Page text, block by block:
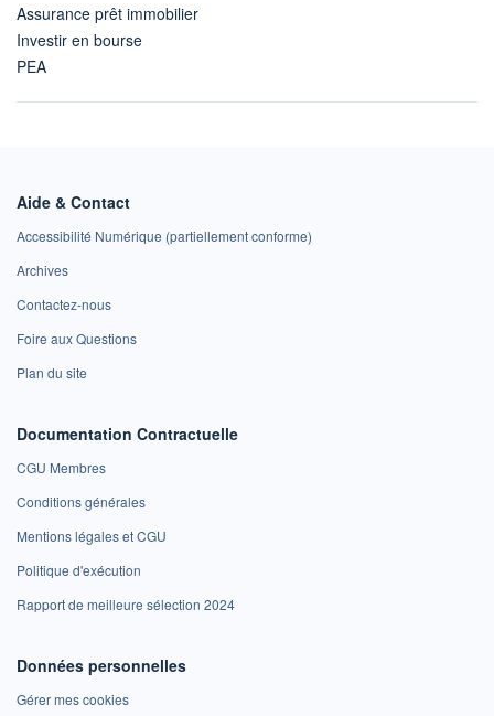
Assurance prêt immobilier
Investir en bourse
PEA
Aide & Contact
Accessibilité Numérique (partiellement conforme)
Archives
Contactez-nous
Foire aux Questions
Plan du site
Documentation Contractuelle
CGU Membres
Conditions générales
Mentions légales et CGU
Politique d'exécution
Rapport de meilleure sélection 2024
Données personnelles
Gérer mes cookies